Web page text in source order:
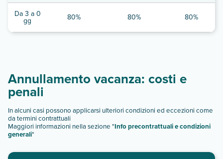
Da 3 a 0
gg 80% 80% 80%
Annullamento vacanza: costi e
penali
In alcuni casi possono applicarsi ulteriori condizioni ed eccezioni come
da termini contrattuali
Maggiori informazioni nella sezione "Info precontrattuali e condizioni
generali"